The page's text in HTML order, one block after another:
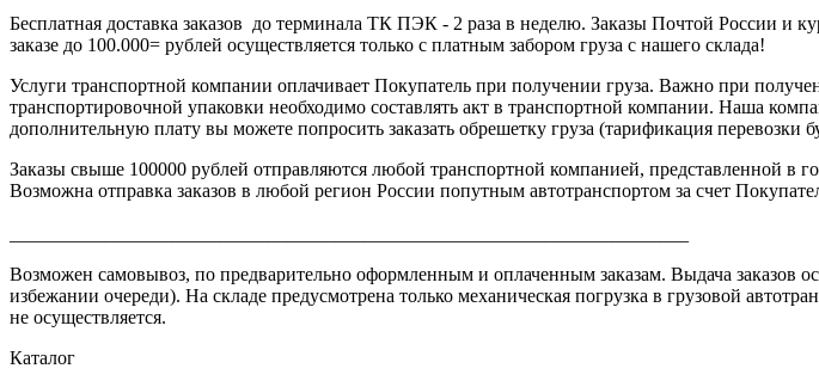
Бесплатная доставка заказов до терминала ТК ПЭК - 2 раза в неделю. Заказы Почтой России
заказе до 100.000= рублей осуществляется только с платным забором груза с нашего склада!
Услуги транспортной компании оплачивает Покупатель при получении груза. Важно при
транспортировочной упаковки необходимо составлять акт в транспортной компании. Наша
дополнительную плату вы можете попросить заказать обрешетку груза (тарификация перевозки
Заказы свыше 100000 рублей отправляются любой транспортной компанией, представленной в
Возможна отправка заказов в любой регион России попутным автотранспортом за счет
Возможен самовывоз, по предварительно оформленным и оплаченным заказам. Выдача заказов
избежании очереди). На складе предусмотрена только механическая погрузка в грузовой
не осуществляется.
Каталог